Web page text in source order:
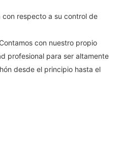
con respecto a su control de
con nuestro propio
profesional para ser altamente
desde el principio hasta el